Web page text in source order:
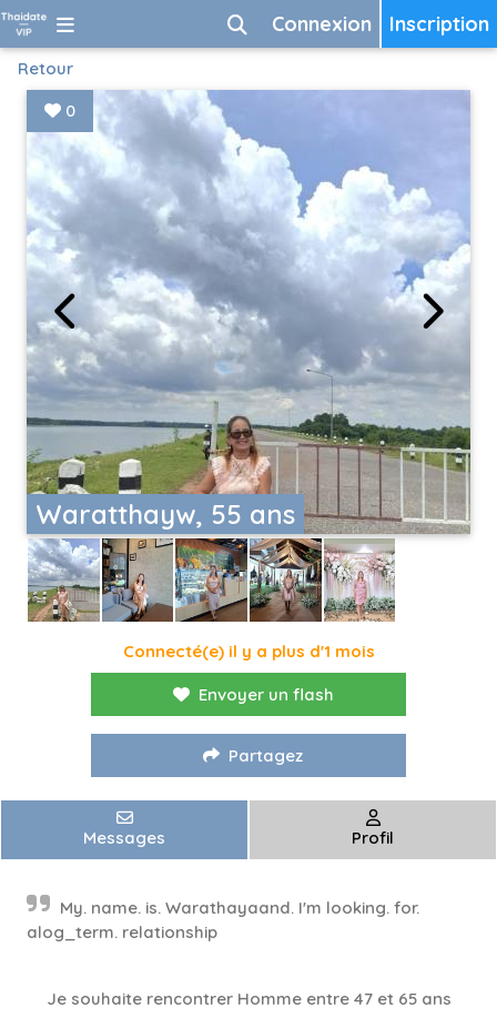
Inscription
Connexion
Retour
Waratthayw, 55 ans
0
Connecté(e) il y a plus d'1 mois
Envoyer un flash
Partagez
Messages Profil
My. name. is. Warathayaand. I'm looking. for.
alog_term. relationship
Je souhaite rencontrer Homme entre 47 et 65 ans